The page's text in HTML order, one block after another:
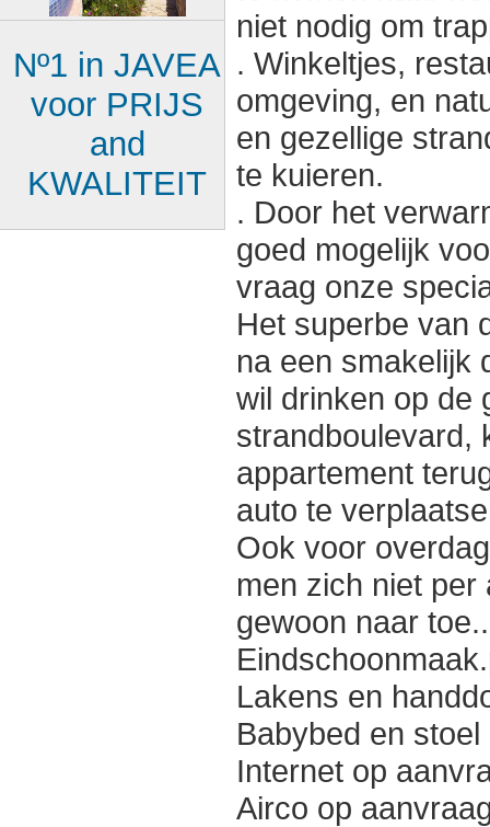
niet nodig om
. Winkeltjes,
omgeving, en
en gezellige
te kuieren.
. Door het
goed mogelijk
vraag onze
Het superbe van
na een smakelijk
wil drinken op de
strandboulevard,
appartement
auto te
Ook voor
men zich niet
gewoon naar toe..
Lakens en
Babybed en
Internet op
Airco op
Nº1 in JAVEA
voor PRIJS
and
KWALITEIT